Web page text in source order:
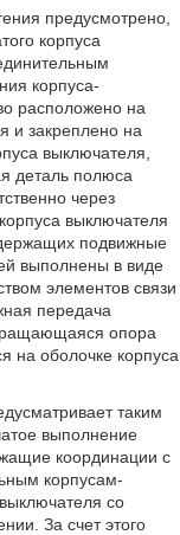
предусмотрено,
корпуса
корпуса-
расположено на
и закреплено на
выключателя,
деталь полюса
через
выключателя
подвижные
выполнены в виде
элементов связи
передача
опора
на оболочке корпуса
таким
выполнение
координации с
корпусам-
со
За счет этого